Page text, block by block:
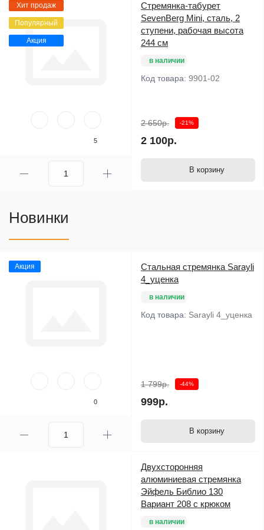
Хит продаж
Популярный
Акция
5
Стремянка-табурет
SevenBerg Mini, сталь, 2
ступени, рабочая высота
244 см
в наличии
Код товара: 9901-02
2 650р. -21%
2 100р.
В корзину
Новинки
Акция
0
Стальная стремянка Sarayli
4_уценка
в наличии
Код товара: Sarayli 4_уценка
1 799р. -44%
999р.
В корзину
Двухсторонняя
алюминиевая стремянка
Эйфель Библио 130
Вариант 208 с крюком
в наличии